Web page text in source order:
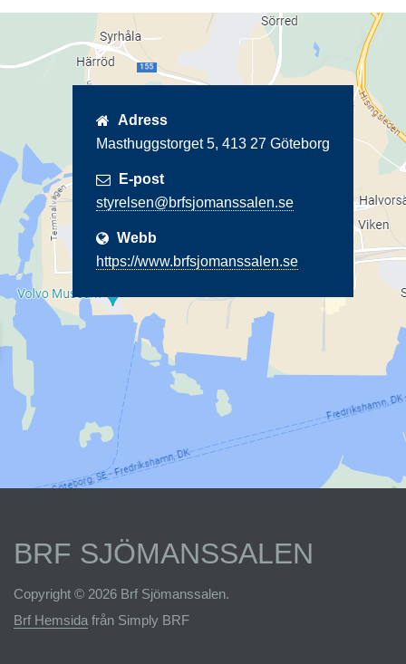
Adress
Masthuggstorget 5, 413 27 Göteborg
E-post
Webb
https://www.brfsjomanssalen.se
BRF SJÖMANSSALEN
Copyright © 2026 Brf Sjömanssalen.
Brf Hemsida från Simply BRF